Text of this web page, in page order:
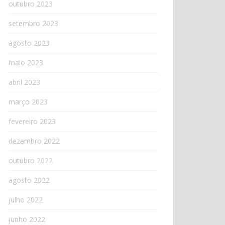
outubro 2023
setembro 2023
agosto 2023
maio 2023
abril 2023
março 2023
fevereiro 2023
dezembro 2022
outubro 2022
agosto 2022
julho 2022
junho 2022